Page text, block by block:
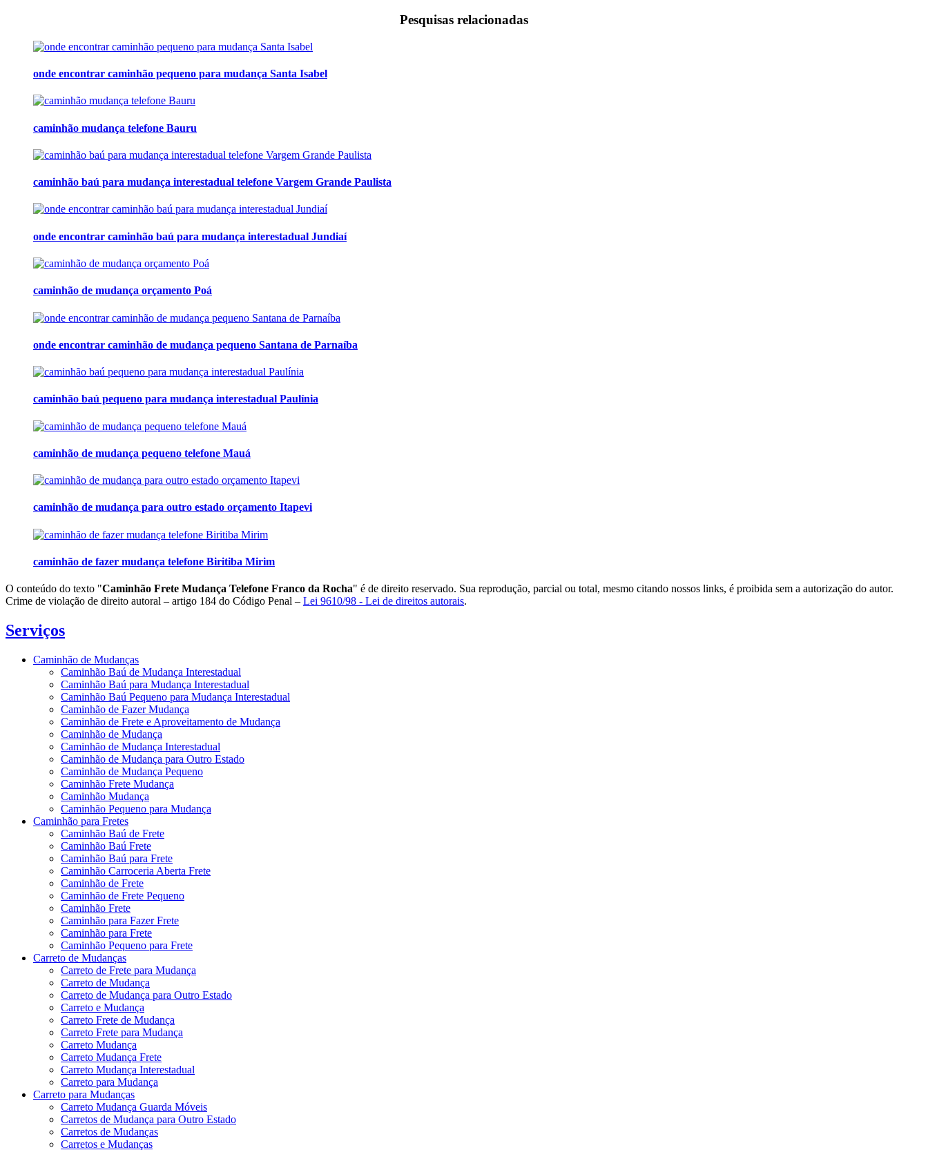
Pesquisas relacionadas
onde encontrar caminhão pequeno para mudança Santa Isabel
caminhão mudança telefone Bauru
caminhão baú para mudança interestadual telefone Vargem Grande Paulista
onde encontrar caminhão baú para mudança interestadual Jundiaí
caminhão de mudança orçamento Poá
onde encontrar caminhão de mudança pequeno Santana de Parnaíba
caminhão baú pequeno para mudança interestadual Paulínia
caminhão de mudança pequeno telefone Mauá
caminhão de mudança para outro estado orçamento Itapevi
caminhão de fazer mudança telefone Biritiba Mirim
O conteúdo do texto "Caminhão Frete Mudança Telefone Franco da Rocha" é de direito reservado. Sua reprodução, parcial ou total, mesmo citando nossos links, é proibida sem a autorização do autor.
Crime de violação de direito autoral – artigo 184 do Código Penal – Lei 9610/98 - Lei de direitos autorais.
Serviços
Caminhão de Mudanças
Caminhão Baú de Mudança Interestadual
Caminhão Baú para Mudança Interestadual
Caminhão Baú Pequeno para Mudança Interestadual
Caminhão de Fazer Mudança
Caminhão de Frete e Aproveitamento de Mudança
Caminhão de Mudança
Caminhão de Mudança Interestadual
Caminhão de Mudança para Outro Estado
Caminhão de Mudança Pequeno
Caminhão Frete Mudança
Caminhão Mudança
Caminhão Pequeno para Mudança
Caminhão para Fretes
Caminhão Baú de Frete
Caminhão Baú Frete
Caminhão Baú para Frete
Caminhão Carroceria Aberta Frete
Caminhão de Frete
Caminhão de Frete Pequeno
Caminhão Frete
Caminhão para Fazer Frete
Caminhão para Frete
Caminhão Pequeno para Frete
Carreto de Mudanças
Carreto de Frete para Mudança
Carreto de Mudança
Carreto de Mudança para Outro Estado
Carreto e Mudança
Carreto Frete de Mudança
Carreto Frete para Mudança
Carreto Mudança
Carreto Mudança Frete
Carreto Mudança Interestadual
Carreto para Mudança
Carreto para Mudanças
Carreto Mudança Guarda Móveis
Carretos de Mudança para Outro Estado
Carretos de Mudanças
Carretos e Mudanças